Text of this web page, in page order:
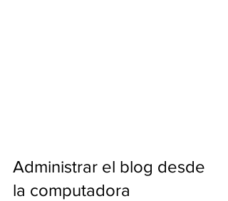
Administrar el blog desde
la computadora